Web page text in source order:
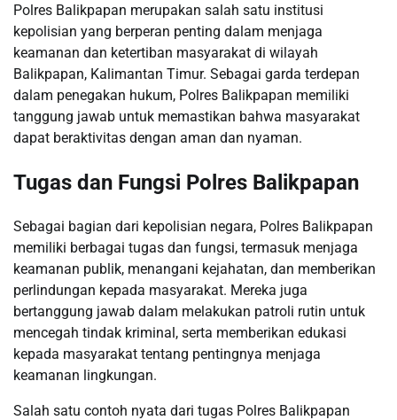
Polres Balikpapan merupakan salah satu institusi
kepolisian yang berperan penting dalam menjaga
keamanan dan ketertiban masyarakat di wilayah
Balikpapan, Kalimantan Timur. Sebagai garda terdepan
dalam penegakan hukum, Polres Balikpapan memiliki
tanggung jawab untuk memastikan bahwa masyarakat
dapat beraktivitas dengan aman dan nyaman.
Tugas dan Fungsi Polres Balikpapan
Sebagai bagian dari kepolisian negara, Polres Balikpapan
memiliki berbagai tugas dan fungsi, termasuk menjaga
keamanan publik, menangani kejahatan, dan memberikan
perlindungan kepada masyarakat. Mereka juga
bertanggung jawab dalam melakukan patroli rutin untuk
mencegah tindak kriminal, serta memberikan edukasi
kepada masyarakat tentang pentingnya menjaga
keamanan lingkungan.
Salah satu contoh nyata dari tugas Polres Balikpapan